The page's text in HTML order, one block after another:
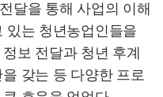
달을 통해 사업의 이해
있는 청년농업인들을
보 전달과 청년 후계
갖는 등 다양한 프로